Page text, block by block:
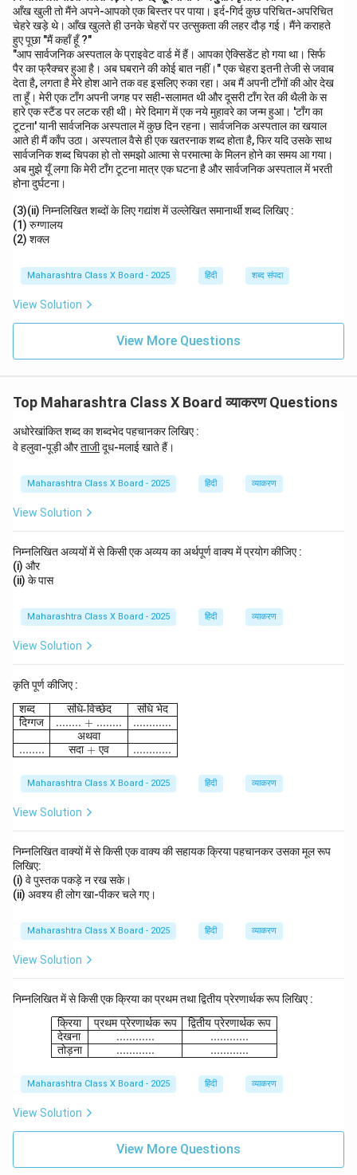
आँख खुली तो मैंने अपने-आपको एक बिस्तर पर पाया। इर्द-गिर्द कुछ परिचित-अपरिचित
चेहरे खड़े थे। आँख खुलते ही उनके चेहरों पर उत्सुकता की लहर दौड़ गई। मैंने कराहते
हुए पूछा "मैं कहाँ हूँ ?"
"आप सार्वजनिक अस्पताल के प्राइवेट वार्ड में हैं। आपका ऐक्सिडेंट हो गया था। सिर्फ
पैर का फ्रैक्चर हुआ है। अब घबराने की कोई बात नहीं।" एक चेहरा इतनी तेजी से जवाब
देता है, लगता है मेरे होश आने तक वह इसलिए रुका रहा। अब मैं अपनी टाँगों की ओर देख
ता हूँ। मेरी एक टाँग अपनी जगह पर सही-सलामत थी और दूसरी टाँग रेत की थैली के स
हारे एक स्टैंड पर लटक रही थी। मेरे दिमाग में एक नये मुहावरे का जन्म हुआ। 'टाँग का
टूटना' यानी सार्वजनिक अस्पताल में कुछ दिन रहना। सार्वजनिक अस्पताल का खयाल
आते ही मैं काँप उठा। अस्पताल वैसे ही एक खतरनाक शब्द होता है, फिर यदि उसके साथ
सार्वजनिक शब्द चिपका हो तो समझो आत्मा से परमात्मा के मिलन होने का समय आ गया।
अब मुझे यूँ लगा कि मेरी टाँग टूटना मात्र एक घटना है और सार्वजनिक अस्पताल में भरती
होना दुर्घटना।
(3)(ii) निम्नलिखित शब्दों के लिए गद्यांश में उल्लेखित समानार्थी शब्द लिखिए :
(1) रुग्णालय
(2) शक्ल
Maharashtra Class X Board - 2025 हिंदी शब्द संपदा
View Solution
View More Questions
Top Maharashtra Class X Board व्याकरण Questions
अधोरेखांकित शब्द का शब्दभेद पहचानकर लिखिए :
वे हलुवा-पूड़ी और\u
nd
ne
{ता
जी}
ताजीदूध-मलाई खाते हैं।
Maharashtra Class X Board - 2025 हिंदी व्याकरण
View Solution
निम्नलिखित अव्ययों में से किसी एक अव्यय का अर्थपूर्ण वाक्य में प्रयोग कीजिए :
(i) और
(ii) के पास
Maharashtra Class X Board - 2025 हिंदी व्याकरण
View Solution
कृति पूर्ण कीजिए :
\begin{array}{|l|c|c|} \hline \text{शब्द} &
शब्द
दिग्गज
........
संधि-विच्छेद
........ + ........
अथवा
सदा+ एव
संधि भेद
............
............
Maharashtra Class X Board - 2025 हिंदी व्याकरण
View Solution
निम्नलिखित वाक्यों में से किसी एक वाक्य की सहायक क्रिया पहचानकर उसका मूल रूप
लिखिए:
(i) वे पुस्तक पकड़े न रख सके।
(ii) अवश्य ही लोग खा-पीकर चले गए।
Maharashtra Class X Board - 2025 हिंदी व्याकरण
View Solution
निम्नलिखित में से किसी एक क्रिया का प्रथम तथा द्वितीय प्रेरणार्थक रूप लिखिए :
\begin{array}{|l|c|c|} \hline
क्रिया
देखना
तोड़ना
प्रथम प्रेरणार्थक रूप
............
............
द्वितीय प्रेरणार्थक रूप
............
............
Maharashtra Class X Board - 2025 हिंदी व्याकरण
View Solution
View More Questions